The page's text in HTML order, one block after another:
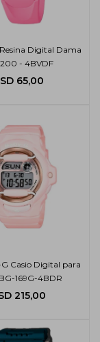
Digital Dama
- 4BVDF
65,00
Casio Digital para
169G-4BDR
215,00